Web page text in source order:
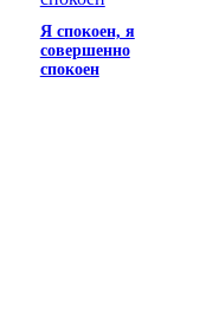
Я спокоен, я
совершенно
спокоен